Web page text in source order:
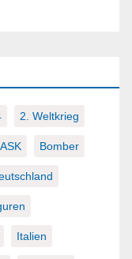
2. Weltkrieg
ASK Bomber
Italien